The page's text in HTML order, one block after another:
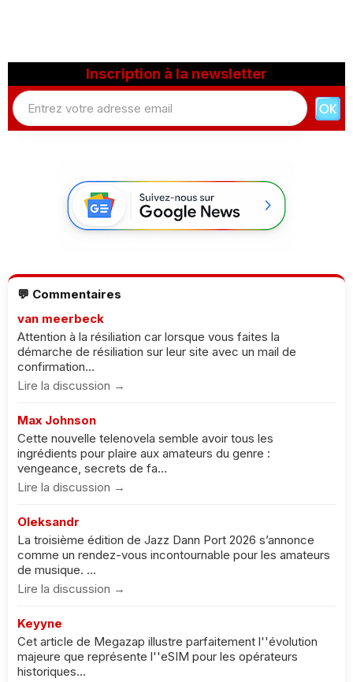
Inscription à la newsletter
💬 Commentaires
van meerbeck
Attention à la résiliation car lorsque vous faites la
démarche de résiliation sur leur site avec un mail de
confirmation...
Lire la discussion →
Max Johnson
Cette nouvelle telenovela semble avoir tous les
ingrédients pour plaire aux amateurs du genre :
vengeance, secrets de fa...
Lire la discussion →
Oleksandr
La troisième édition de Jazz Dann Port 2026 s’annonce
comme un rendez-vous incontournable pour les amateurs
de musique. ...
Lire la discussion →
Keyyne
Cet article de Megazap illustre parfaitement l''évolution
majeure que représente l''eSIM pour les opérateurs
historiques...